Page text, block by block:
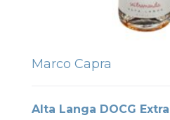
Marco Capra
Alta Langa DOCG